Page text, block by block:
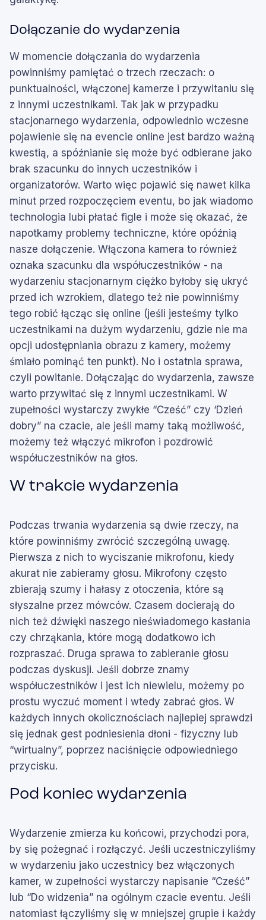
Dołączanie do wydarzenia
W momencie dołączania do wydarzenia
powinniśmy pamiętać o trzech rzeczach: o
punktualności, włączonej kamerze i przywitaniu się
z innymi uczestnikami. Tak jak w przypadku
stacjonarnego wydarzenia, odpowiednio wczesne
pojawienie się na evencie online jest bardzo ważną
kwestią, a spóźnianie się może być odbierane jako
brak szacunku do innych uczestników i
organizatorów. Warto więc pojawić się nawet kilka
minut przed rozpoczęciem eventu, bo jak wiadomo
technologia lubi płatać figle i może się okazać, że
napotkamy problemy techniczne, które opóźnią
nasze dołączenie. Włączona kamera to również
oznaka szacunku dla współuczestników - na
wydarzeniu stacjonarnym ciężko byłoby się ukryć
przed ich wzrokiem, dlatego też nie powinniśmy
tego robić łącząc się online (jeśli jesteśmy tylko
uczestnikami na dużym wydarzeniu, gdzie nie ma
opcji udostępniania obrazu z kamery, możemy
śmiało pominąć ten punkt). No i ostatnia sprawa,
czyli powitanie. Dołączając do wydarzenia, zawsze
warto przywitać się z innymi uczestnikami. W
zupełności wystarczy zwykłe “Cześć” czy ‘Dzień
dobry” na czacie, ale jeśli mamy taką możliwość,
możemy też włączyć mikrofon i pozdrowić
współuczestników na głos.
W trakcie wydarzenia
Podczas trwania wydarzenia są dwie rzeczy, na
które powinniśmy zwrócić szczególną uwagę.
Pierwsza z nich to wyciszanie mikrofonu, kiedy
akurat nie zabieramy głosu. Mikrofony często
zbierają szumy i hałasy z otoczenia, które są
słyszalne przez mówców. Czasem docierają do
nich też dźwięki naszego nieświadomego kasłania
czy chrząkania, które mogą dodatkowo ich
rozpraszać. Druga sprawa to zabieranie głosu
podczas dyskusji. Jeśli dobrze znamy
współuczestników i jest ich niewielu, możemy po
prostu wyczuć moment i wtedy zabrać głos. W
każdych innych okolicznościach najlepiej sprawdzi
się jednak gest podniesienia dłoni - fizyczny lub
“wirtualny”, poprzez naciśnięcie odpowiedniego
przycisku.
Pod koniec wydarzenia
Wydarzenie zmierza ku końcowi, przychodzi pora,
by się pożegnać i rozłączyć. Jeśli uczestniczyliśmy
w wydarzeniu jako uczestnicy bez włączonych
kamer, w zupełności wystarczy napisanie “Cześć”
lub “Do widzenia” na ogólnym czacie eventu. Jeśli
natomiast łączyliśmy się w mniejszej grupie i każdy